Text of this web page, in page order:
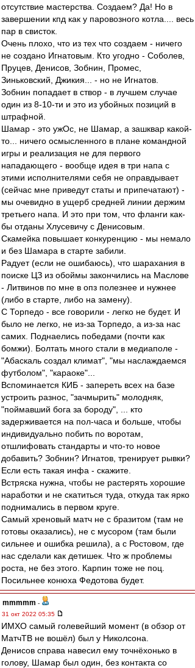
отсутствие мастерства. Создаем? Да! Но в
завершении кпд как у паровозного котла.... весь
пар в свисток.
Очень плохо, что из тех что создаем - ничего
не создано Игнатовым. Кто угодно - Соболев,
Пруцев, Денисов, Зобнин, Промес,
Зиньковский, Джикия... - но не Игнатов.
Зобнин попадает в створ - в лучшем случае
один из 8-10-ти и это из убойных позиций в
штрафной.
Шамар - это ужОс, не Шамар, а зашквар какой-
то... ничего осмысленного в плане командной
игры и реализация не для первого
нападающего - вообще идея в три напа с
этими исполнителями себя не оправдывает
(сейчас мне приведут статы и припечатают) -
мы очевидно в ущерб средней линии держим
третьего напа. И это при том, что фланги как-
бы отданы Хлусевичу с Денисовым.
Скамейка повышает конкуренцию - мы немало
и без Шамара в старте забили.
Радует (если не ошибаюсь), что шарахания в
поиске ЦЗ из обоймы закончились на Маслове
- Литвинов по мне в опз полезнее и нужнее
(либо в старте, либо на замену).
С Торпедо - все говорили - легко не будет. И
было не легко, не из-за Торпедо, а из-за нас
самих. Поднаелись победами (почти как
бомжи). Болтать много стали в медиаполе -
"Абаскаль создал климат", "мы наслаждаемся
футболом", "караоке"...
Вспоминается КИБ - запереть всех на базе
устроить разнос, "зачмырить" молодняк,
"поймавший бога за бороду", ... кто
задерживается на пол-часа и больше, чтобы
индивидуально побить по воротам,
отшлифовать стандарты и что-то новое
добавить? Зобнин? Игнатов, тренирует рывки?
Если есть такая инфа - скажите.
Встряска нужна, чтобы не растерять хорошие
наработки и не скатиться туда, откуда так ярко
поднимались в первом круге.
Самый хреновый матч не с бразитом (там не
готовы оказались), не с мусором (там были
сильнее и ошибка решила), а с Ростовом, где
нас сделали как детишек. Что ж проблемы
роста, не без этого. Карпин тоже не поц.
Посильнее конюха Федотова будет.
mmmmm -
31 окт 2022 05:35
ИМХО самый голевейший момент (в обзор от
МатчТВ не вошёл) был у Николсона.
Денисов справа навесил ему точнёхонько в
голову, Шамар был один, без контакта со